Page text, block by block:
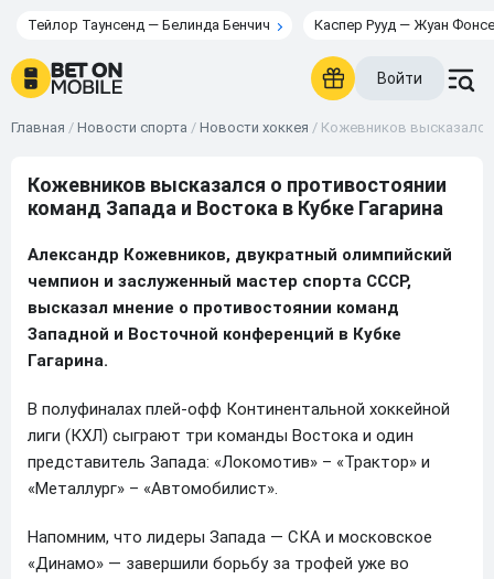
Тейлор Таунсенд — Белинда Бенчич Каспер Рууд — Жуан
Войти
Главная / Новости спорта / Новости хоккея / Кожевников высказался
Кожевников высказался о противостоянии
команд Запада и Востока в Кубке Гагарина
Александр Кожевников, двукратный олимпийский
чемпион и заслуженный мастер спорта СССР,
высказал мнение о противостоянии команд
Западной и Восточной конференций в Кубке
Гагарина.
В полуфиналах плей-офф Континентальной хоккейной
лиги (КХЛ) сыграют три команды Востока и один
представитель Запада: «Локомотив» – «Трактор» и
«Металлург» – «Автомобилист».
Напомним, что лидеры Запада — СКА и московское
«Динамо» — завершили борьбу за трофей уже во